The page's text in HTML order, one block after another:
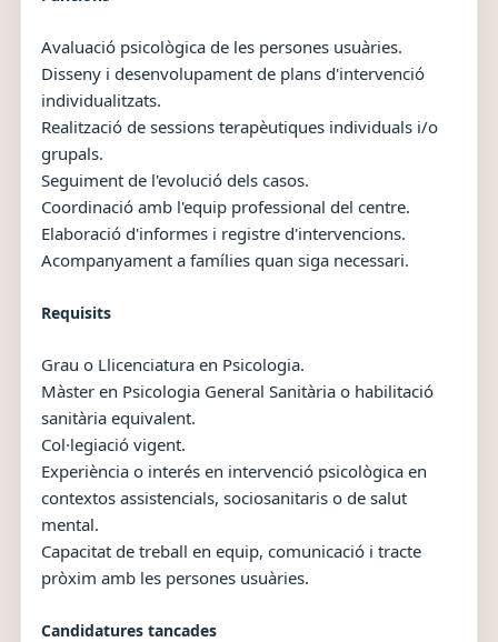
Avaluació psicològica de les persones usuàries.
Disseny i desenvolupament de plans d'intervenció
individualitzats.
Realització de sessions terapèutiques individuals i/o
grupals.
Seguiment de l'evolució dels casos.
Coordinació amb l'equip professional del centre.
Elaboració d'informes i registre d'intervencions.
Acompanyament a famílies quan siga necessari.
Requisits
Grau o Llicenciatura en Psicologia.
Màster en Psicologia General Sanitària o habilitació
sanitària equivalent.
Col·legiació vigent.
Experiència o interés en intervenció psicològica en
contextos assistencials, sociosanitaris o de salut
mental.
Capacitat de treball en equip, comunicació i tracte
pròxim amb les persones usuàries.
Candidatures tancades